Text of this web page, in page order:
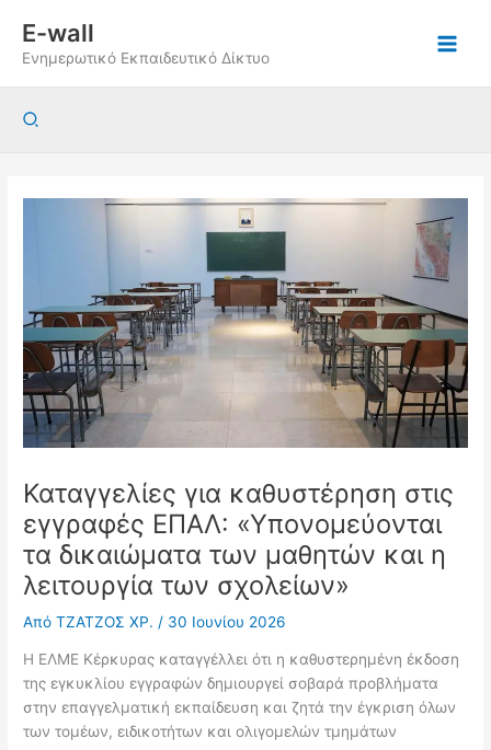
περιεχόμενο
E-wall
Ενημερωτικό Εκπαιδευτικό Δίκτυο
Αναζήτηση
Καταγγελίες για καθυστέρηση στις
εγγραφές ΕΠΑΛ: «Υπονομεύονται
τα δικαιώματα των μαθητών και η
λειτουργία των σχολείων»
ΑπόΤΖΑΤΖΟΣ ΧΡ. / 30 Ιουνίου 2026
Η ΕΛΜΕ Κέρκυρας καταγγέλλει ότι η καθυστερημένη έκδοση
της εγκυκλίου εγγραφών δημιουργεί σοβαρά προβλήματα
στην επαγγελματική εκπαίδευση και ζητά την έγκριση όλων
των τομέων, ειδικοτήτων και ολιγομελών τμημάτων